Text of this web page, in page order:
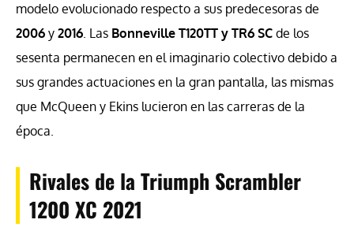
modelo evolucionado respecto a sus predecesoras de
2006 y 2016 . Las Bonneville T120TT y TR6 SC de los
sesenta permanecen en el imaginario colectivo debido a
sus grandes actuaciones en la gran pantalla, las mismas
que McQueen y Ekins lucieron en las carreras de la
época.
Rivales de la Triumph Scrambler
1200 XC 2021